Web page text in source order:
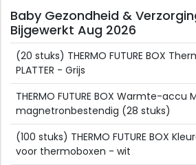
Baby Gezondheid &
Bijgewerkt Aug 2026
(20 stuks) THERMO FUTURE BOX
PLATTER - Grijs
THERMO FUTURE BOX Warmte-accu
magnetronbestendig (28 stuks)
(100 stuks) THERMO FUTURE BOX
voor thermoboxen - wit